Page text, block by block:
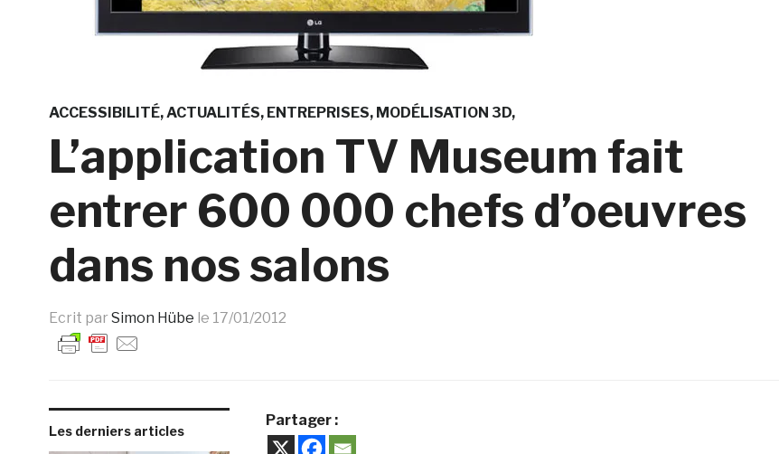
ACCESSIBILITÉ ACTUALITÉS ENTREPRISES MODÉLISATION 3D
L’application TV Museum fait
entrer 600 000 chefs d’oeuvres
dans nos salons
Ecrit par Simon Hübe le 17/01/2012
Les derniers articles
Partager :